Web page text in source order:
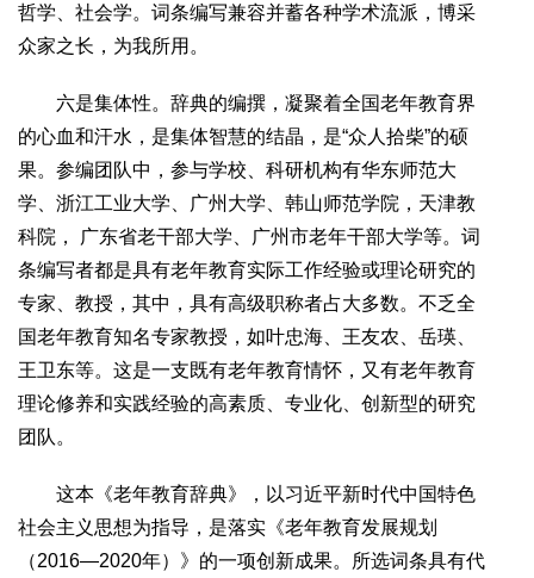
哲学、社会学。词条编写兼容并蓄各种学术流派，博采
众家之长，为我所用。
六是集体性。辞典的编撰，凝聚着全国老年教育界
的心血和汗水，是集体智慧的结晶，是“众人拾柴”的硕
果。参编团队中，参与学校、科研机构有华东师范大
学、浙江工业大学、广州大学、韩山师范学院，天津教
科院， 广东省老干部大学、广州市老年干部大学等。词
条编写者都是具有老年教育实际工作经验或理论研究的
专家、教授，其中，具有高级职称者占大多数。不乏全
国老年教育知名专家教授，如叶忠海、王友农、岳瑛、
王卫东等。这是一支既有老年教育情怀，又有老年教育
理论修养和实践经验的高素质、专业化、创新型的研究
团队。
这本《老年教育辞典》，以习近平新时代中国特色
社会主义思想为指导，是落实《老年教育发展规划
（2016—2020年）》的一项创新成果。所选词条具有代